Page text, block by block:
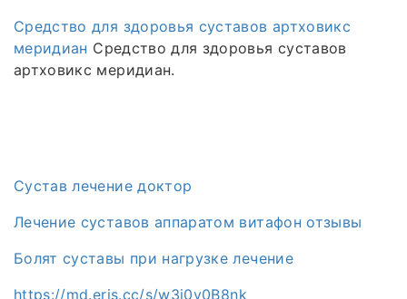
Средство для здоровья суставов артховикс
меридиан Средство для здоровья суставов
артховикс меридиан.
Сустав лечение доктор
Лечение суставов аппаратом витафон отзывы
Болят суставы при нагрузке лечение
https://md.eris.cc/s/w3i0v0B8nk